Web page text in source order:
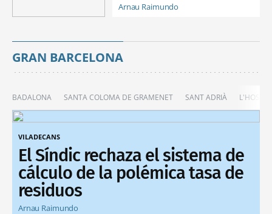
Arnau Raimundo
GRAN BARCELONA
BADALONA SANTA COLOMA DE GRAMENET SANT ADRIÀ
VILADECANS
El Síndic rechaza el sistema de
cálculo de la polémica tasa de
residuos
Arnau Raimundo